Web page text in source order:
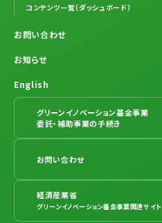
グリーンイノベーション基金事業
委託・補助事業の手続き
お問い合わせ
経済産業省
グリーンイノベーション基金事業関連サイト
コンテンツ一覧（ダッシュボード）
お問い合わせ
お知らせ
English